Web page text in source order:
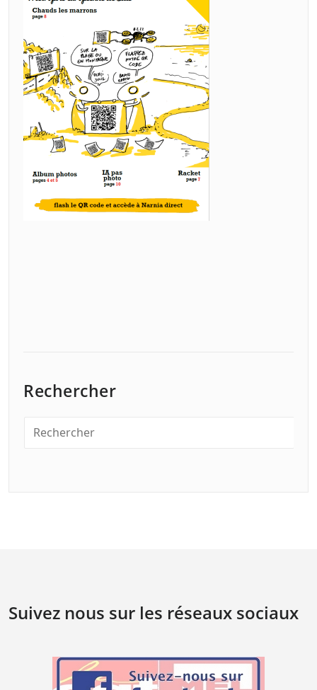
Rechercher
Suivez nous sur les réseaux sociaux